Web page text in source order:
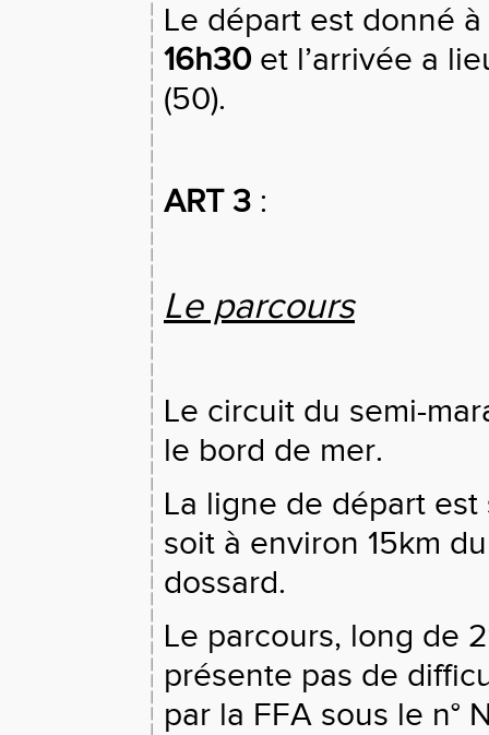
Le départ est donné
16h30 et l’arrivée a
(50).
ART 3 :
Le parcours
Le circuit du semi-
le bord de mer.
La ligne de départ
soit à environ 15km
dossard.
Le parcours, long de
présente pas de
par la FFA sous le n°